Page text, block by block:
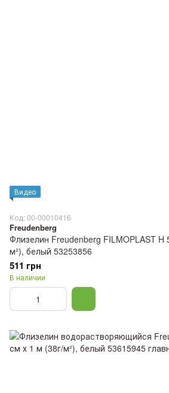
Видео
Код: 00-00010416
Freudenberg
Флизелин Freudenberg FILMOPLAST H
м²), белый 53253856
511 грн
В наличии